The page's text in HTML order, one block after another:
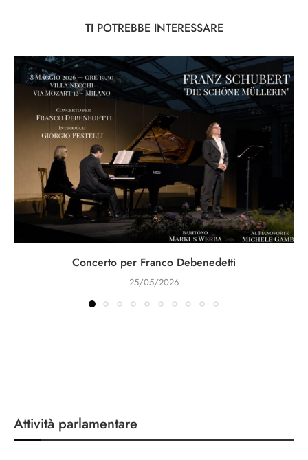
TI POTREBBE INTERESSARE
Concerto per Franco Debenedetti
25/05/2026
Attività parlamentare